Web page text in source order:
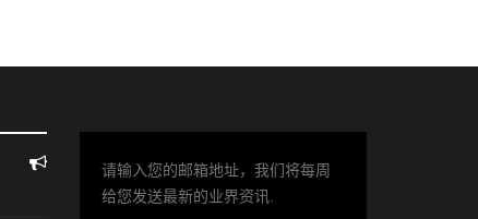
请输入您的邮箱地址，我们将每周
给您发送最新的业界资讯.